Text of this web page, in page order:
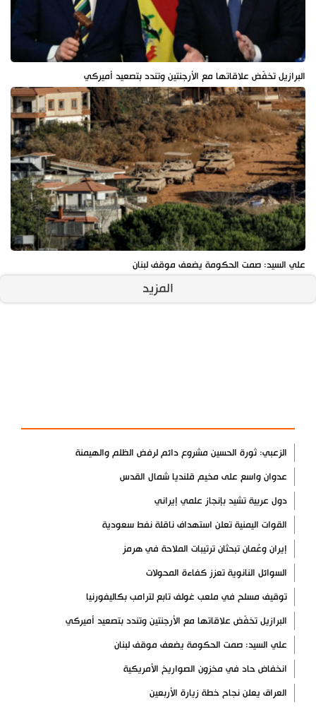
البرازيل تخفّض علاقاتها مع الأرجنتين وتندد بتصعيد أميركي
علي السيد: صمت الحكومة يضعف موقف لبنان
المزيد
الزعبي: ثورة الحسين مشروع دائم لرفض الظلم والهيمنة
عدوان واسع على مخيم قلنديا شمال القدس
دول عربية تشيد بإنجاز علمي إيراني
القوات اليمنية تعلن استهداف ناقلة نفط سعودية
إيران وعُمان تبحثان ترتيبات الملاحة في هرمز
السوائل النانوية تعزز كفاءة المحولات
توقيف مسلح في ملعب غولف تابع لترامب بكاليفورنيا
البرازيل تخفّض علاقاتها مع الأرجنتين وتندد بتصعيد أميركي
علي السيد: صمت الحكومة يضعف موقف لبنان
انخفاض حاد في مخزون الصواريخ الأمريكية
العراق يعلن نجاح خطة زيارة الأربعين